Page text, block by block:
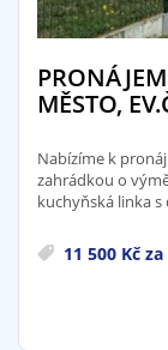
MĚSTO,
Nabízíme k
zahrádkou o
kuchyňská linka
11 500 Kč